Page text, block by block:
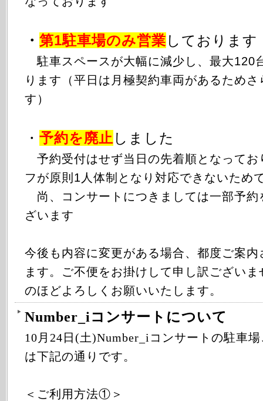
・ 第1駐車場のみ営業 しております
駐車スペースが大幅に減少し、最大120
ります（平日は月極契約車両があるため
す）
・ 予約を廃止 しました
予約受付はせず当日の先着順となってお
フが原則1人体制となり対応できないため
尚、コンサートにつきましては一部予約
ざいます
今後も内容に変更がある場合、都度ご案
ます。ご不便をお掛けして申し訳ござい
のほどよろしくお願いいたします。
Number_iコンサートについて
10 月24日(土)Number_iコンサートの駐車
は下記の通りです。
＜ご利用方法①＞